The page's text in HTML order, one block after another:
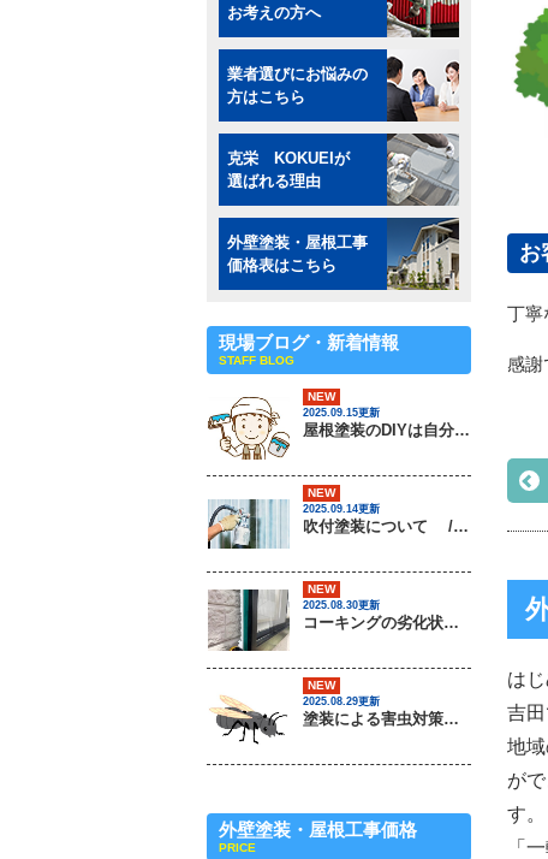
お
丁寧
感謝
は
吉田
地
が
す。
「
お考えの方へ
業者選びにお悩みの
方はこちら
克栄 KOKUEIが
選ばれる理由
外壁塗装・屋根工事
価格表はこちら
現場ブログ・新着情報
STAFF BLOG
NEW
2025.09.15更新
屋根塗装のDIYは自分でできるの？ / 茨城県常総市・坂東市・守谷市・つくば市・境町の外壁塗装＆屋根専門店
NEW
2025.09.14更新
吹付塗装について / 茨城県常総市・坂東市・守谷市・つくば市・境町の外壁塗装＆屋根専門店
NEW
2025.08.30更新
コーキングの劣化状況について / 茨城県常総市・坂東市・守谷市・つくば市・境町の外壁塗装＆屋根専門店
NEW
2025.08.29更新
塗装による害虫対策は可能なのか？ / 茨城県常総市・坂東市・守谷市・つくば市・境町の外壁塗装＆屋根専門店
外壁塗装・屋根工事価格
PRICE